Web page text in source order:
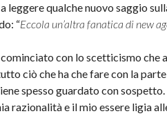
leggere qualche nuovo saggio
“Eccola un’altra fanatica di new
con lo scetticismo che
ciò che ha che fare con la
spesso guardato con
razionalità e il mio essere ligia